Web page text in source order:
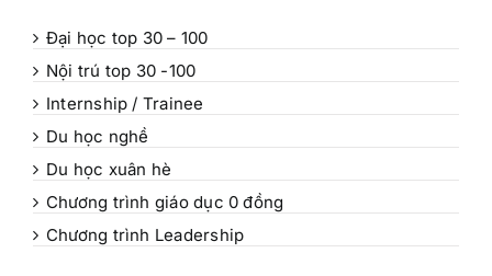
Đại học top 30 – 100
Nội trú top 30 -100
Internship / Trainee
Du học nghề
Du học xuân hè
Chương trình giáo dục 0 đồng
Chương trình Leadership